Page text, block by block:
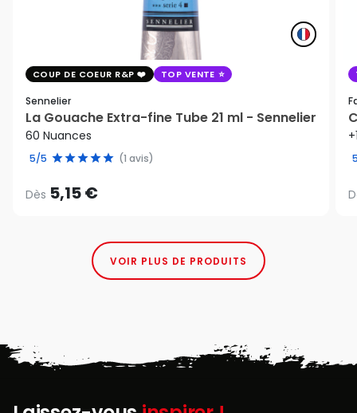
COUP DE COEUR R&P TOP VENTE
Sennelier
La Gouache Extra-fine Tube 21 ml - Sennelier
60 Nuances
5/5 (1 avis)
Dès 5,15 €
VOIR PLUS DE PRODUITS